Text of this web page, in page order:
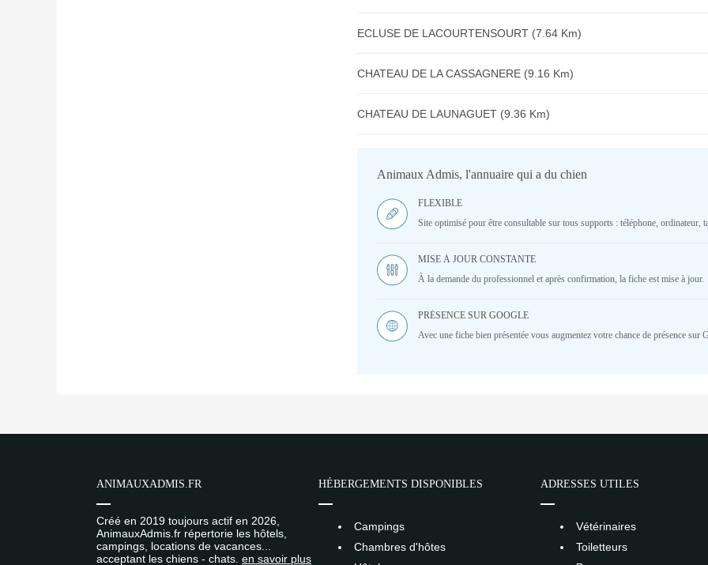
ECLUSE DE LACOURTENSOURT (7.64 Km)
CHATEAU DE LA CASSAGNERE (9.16 Km)
CHATEAU DE LAUNAGUET (9.36 Km)
Animaux Admis, l'annuaire qui a du chien
FLEXIBLE
Site optimisé pour être consultable sur tous supports : téléphone, ordinateur,
MISE À JOUR CONSTANTE
À la demande du professionnel et après confirmation, la fiche est mise à jour.
PRÉSENCE SUR GOOGLE
Avec une fiche bien présentée vous augmentez votre chance de présence sur
ANIMAUXADMIS.FR
Créé en 2019 toujours actif en 2026,
AnimauxAdmis.fr répertorie les hôtels,
campings, locations de vacances...
acceptant les chiens - chats. en savoir plus
HÉBERGEMENTS DISPONIBLES
Campings
Chambres d'hôtes
ADRESSES UTILES
Vétérinaires
Toiletteurs